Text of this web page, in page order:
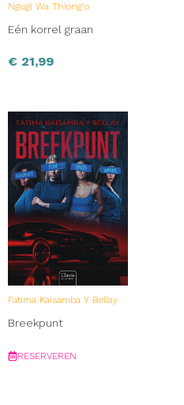
Ngugi Wa Thiong'o
Eén korrel graan
€ 21,99
Fatima Kaisamba Y Bellay
Breekpunt
RESERVEREN